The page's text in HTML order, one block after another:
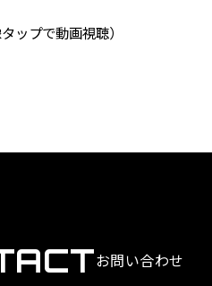
ップで動画視聴）
お問い合わせ